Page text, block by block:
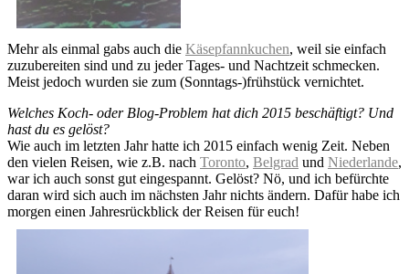
Mehr als einmal gabs auch die Käsepfannkuchen, weil sie einfach
zuzubereiten sind und zu jeder Tages- und Nachtzeit schmecken.
Meist jedoch wurden sie zum (Sonntags-)frühstück vernichtet.
Welches Koch- oder Blog-Problem hat dich 2015 beschäftigt? Und
hast du es gelöst?
Wie auch im letzten Jahr hatte ich 2015 einfach wenig Zeit. Neben
den vielen Reisen, wie z.B. nach Toronto, Belgrad und Niederlande,
war ich auch sonst gut eingespannt. Gelöst? Nö, und ich befürchte
daran wird sich auch im nächsten Jahr nichts ändern. Dafür habe ich
morgen einen Jahresrückblick der Reisen für euch!